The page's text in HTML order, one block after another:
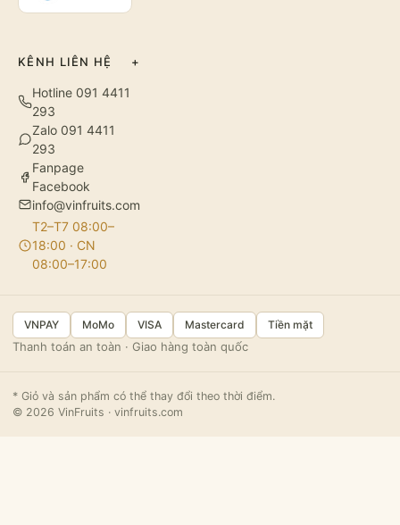
KÊNH LIÊN HỆ +
Hotline 091 4411
293
Zalo 091 4411
293
Fanpage
Facebook
info@vinfruits.com
T2–T7 08:00–
18:00 · CN
08:00–17:00
VNPAY MoMo VISA Mastercard Tiền mặt
Thanh toán an toàn · Giao hàng toàn quốc
* Giỏ và sản phẩm có thể thay đổi theo thời điểm.
© 2026 VinFruits · vinfruits.com